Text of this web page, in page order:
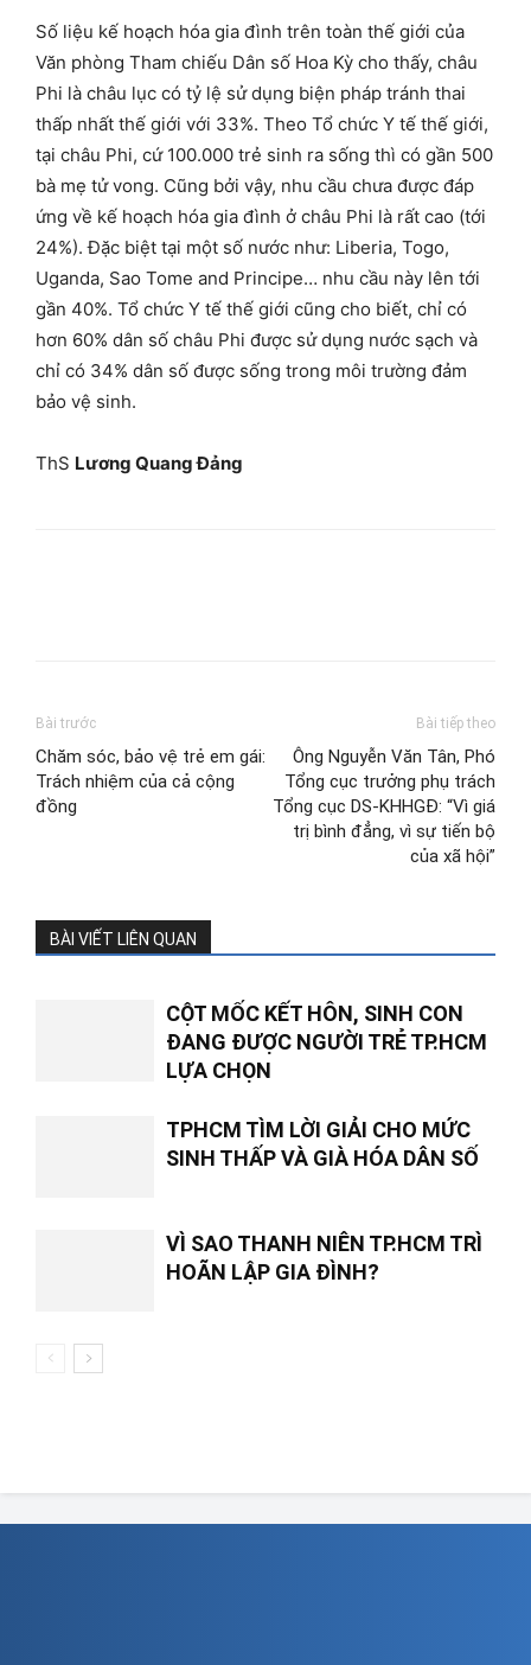
Số liệu kế hoạch hóa gia đình trên toàn thế giới của
Văn phòng Tham chiếu Dân số Hoa Kỳ cho thấy, châu
Phi là châu lục có tỷ lệ sử dụng biện pháp tránh thai
thấp nhất thế giới với 33%. Theo Tổ chức Y tế thế giới,
tại châu Phi, cứ 100.000 trẻ sinh ra sống thì có gần 500
bà mẹ tử vong. Cũng bởi vậy, nhu cầu chưa được đáp
ứng về kế hoạch hóa gia đình ở châu Phi là rất cao (tới
24%). Đặc biệt tại một số nước như: Liberia, Togo,
Uganda, Sao Tome and Principe… nhu cầu này lên tới
gần 40%. Tổ chức Y tế thế giới cũng cho biết, chỉ có
hơn 60% dân số châu Phi được sử dụng nước sạch và
chỉ có 34% dân số được sống trong môi trường đảm
bảo vệ sinh.
ThS Lương Quang Đảng
Bài trước
Chăm sóc, bảo vệ trẻ em gái:
Trách nhiệm của cả cộng
đồng
Bài tiếp theo
Ông Nguyễn Văn Tân, Phó
Tổng cục trưởng phụ trách
Tổng cục DS-KHHGĐ: “Vì giá
trị bình đẳng, vì sự tiến bộ
của xã hội”
BÀI VIẾT LIÊN QUAN
CỘT MỐC KẾT HÔN, SINH CON
ĐANG ĐƯỢC NGƯỜI TRẺ TP.HCM
LỰA CHỌN
TPHCM TÌM LỜI GIẢI CHO MỨC
SINH THẤP VÀ GIÀ HÓA DÂN SỐ
VÌ SAO THANH NIÊN TP.HCM TRÌ
HOÃN LẬP GIA ĐÌNH?